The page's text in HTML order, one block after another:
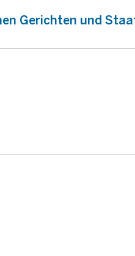
Gerichten und